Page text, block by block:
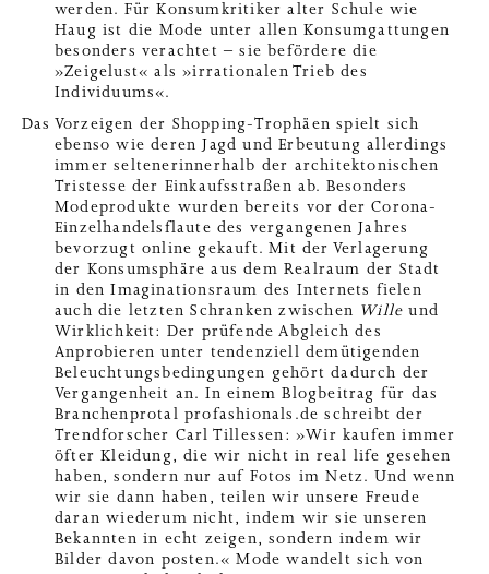
werden. Für Konsumkritiker alter Schule wie
Haug ist die Mode unter allen Konsumgattungen
besonders verachtet – sie befördere die
»Zeigelust« als »irrationalen Trieb des
Individuums«.
Das Vorzeigen der Shopping-Trophäen spielt sich
ebenso wie deren Jagd und Erbeutung allerdings
immer seltenerinnerhalb der architektonischen
Tristesse der Einkaufsstraßen ab. Besonders
Modeprodukte wurden bereits vor der Corona-
Einzelhandelsflaute des vergangenen Jahres
bevorzugt online gekauft. Mit der Verlagerung
der Konsumsphäre aus dem Realraum der Stadt
in den Imaginationsraum des Internets fielen
auch die letzten Schranken zwischen Wille und
Wirklichkeit: Der prüfende Abgleich des
Anprobieren unter tendenziell demütigenden
Beleuchtungsbedingungen gehört dadurch der
Vergangenheit an. In einem Blogbeitrag für das
Branchenprotal profashionals.de schreibt der
Trendforscher Carl Tillessen: »Wir kau­fen immer
öfter Klei­dung, die wir nicht in real life gese­hen
haben, son­dern nur auf Fotos im Netz. Und wenn
wir sie dann haben, tei­len wir unse­re Freu­de
dar­an wie­der­um nicht, indem wir sie unse­ren
Bekann­ten in echt zei­gen, son­dern indem wir
Bil­der davon pos­ten.« Mode wandelt sich von